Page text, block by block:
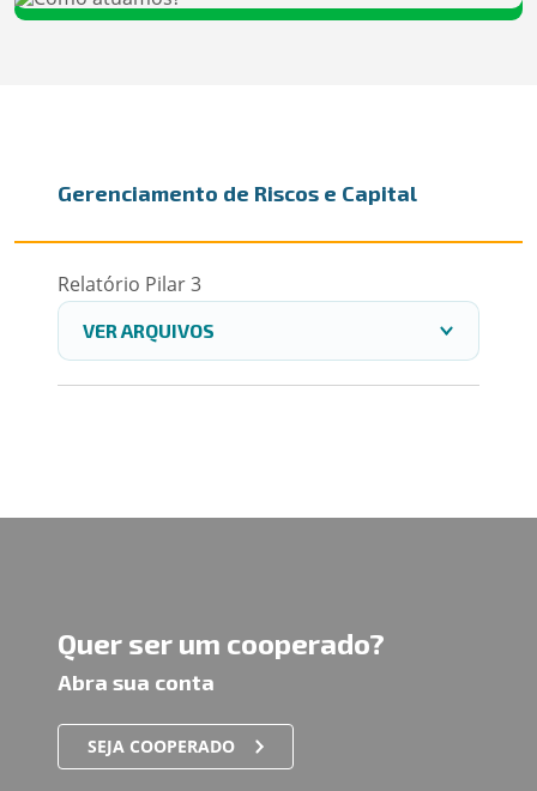
Gerenciamento de Riscos e Capital
Relatório Pilar 3
VER ARQUIVOS
Quer ser um cooperado?
Abra sua conta
SEJA COOPERADO